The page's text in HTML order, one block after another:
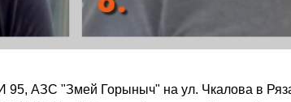
95, АЗС "Змей Горыныч" на ул. Чкалова в